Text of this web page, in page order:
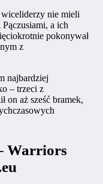
nie mieli
a ich
pokonywał
z
najbardziej
– trzeci z
on aż sześć bramek,
Warriors